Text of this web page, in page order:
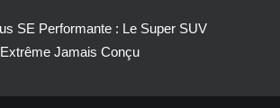
SE Performante : Le Super SUV
Jamais Conçu